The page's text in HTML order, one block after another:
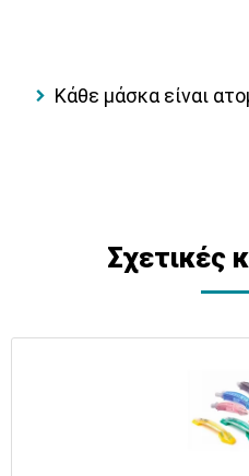
Κάθε μάσκα είναι
Σχετικές